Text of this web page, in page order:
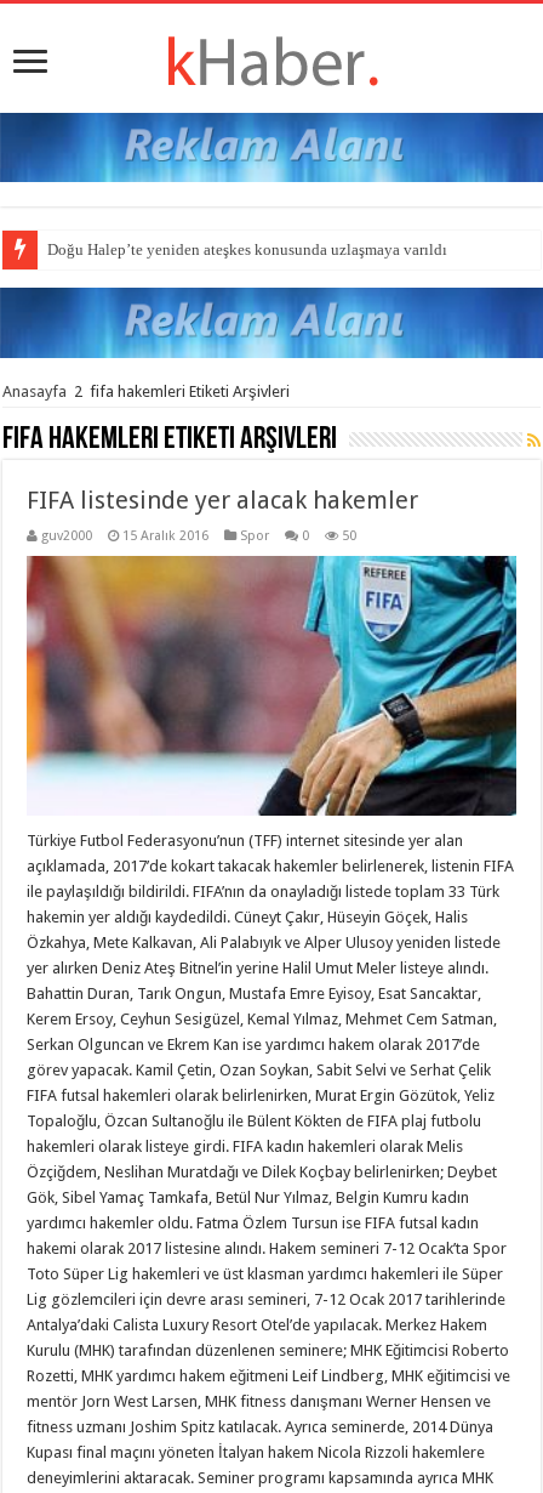
Doğu Halep’te yeniden ateşkes konusunda uzlaşmaya varıldı
Anasayfa 2 fifa hakemleri Etiketi Arşivleri
fifa hakemleri Etiketi Arşivleri
FIFA listesinde yer alacak hakemler
guv2000 15 Aralık 2016 Spor 0 50
Türkiye Futbol Federasyonu’nun (TFF) internet sitesinde yer alan
açıklamada, 2017’de kokart takacak hakemler belirlenerek, listenin FIFA
ile paylaşıldığı bildirildi. FIFA’nın da onayladığı listede toplam 33 Türk
hakemin yer aldığı kaydedildi. Cüneyt Çakır, Hüseyin Göçek, Halis
Özkahya, Mete Kalkavan, Ali Palabıyık ve Alper Ulusoy yeniden listede
yer alırken Deniz Ateş Bitnel’in yerine Halil Umut Meler listeye alındı.
Bahattin Duran, Tarık Ongun, Mustafa Emre Eyisoy, Esat Sancaktar,
Kerem Ersoy, Ceyhun Sesigüzel, Kemal Yılmaz, Mehmet Cem Satman,
Serkan Olguncan ve Ekrem Kan ise yardımcı hakem olarak 2017’de
görev yapacak. Kamil Çetin, Ozan Soykan, Sabit Selvi ve Serhat Çelik
FIFA futsal hakemleri olarak belirlenirken, Murat Ergin Gözütok, Yeliz
Topaloğlu, Özcan Sultanoğlu ile Bülent Kökten de FIFA plaj futbolu
hakemleri olarak listeye girdi. FIFA kadın hakemleri olarak Melis
Özçiğdem, Neslihan Muratdağı ve Dilek Koçbay belirlenirken; Deybet
Gök, Sibel Yamaç Tamkafa, Betül Nur Yılmaz, Belgin Kumru kadın
yardımcı hakemler oldu. Fatma Özlem Tursun ise FIFA futsal kadın
hakemi olarak 2017 listesine alındı. Hakem semineri 7-12 Ocak’ta Spor
Toto Süper Lig hakemleri ve üst klasman yardımcı hakemleri ile Süper
Lig gözlemcileri için devre arası semineri, 7-12 Ocak 2017 tarihlerinde
Antalya’daki Calista Luxury Resort Otel’de yapılacak. Merkez Hakem
Kurulu (MHK) tarafından düzenlenen seminere; MHK Eğitimcisi Roberto
Rozetti, MHK yardımcı hakem eğitmeni Leif Lindberg, MHK eğitimcisi ve
mentör Jorn West Larsen, MHK fitness danışmanı Werner Hensen ve
fitness uzmanı Joshim Spitz katılacak. Ayrıca seminerde, 2014 Dünya
Kupası final maçını yöneten İtalyan hakem Nicola Rizzoli hakemlere
deneyimlerini aktaracak. Seminer programı kapsamında ayrıca MHK